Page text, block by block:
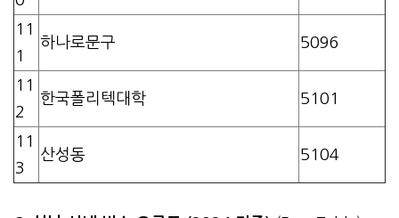
11
1
하나로문구 5096
11
2
한국폴리텍대학 5101
11
3
산성동 5104